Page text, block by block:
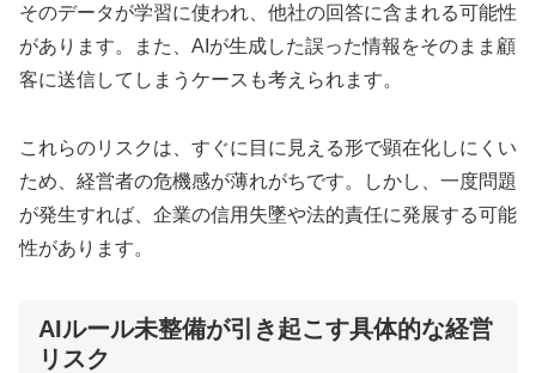
そのデータが学習に使われ、他社の回答に含まれる可能性
があります。また、AIが生成した誤った情報をそのまま顧
客に送信してしまうケースも考えられます。
これらのリスクは、すぐに目に見える形で顕在化しにくい
ため、経営者の危機感が薄れがちです。しかし、一度問題
が発生すれば、企業の信用失墜や法的責任に発展する可能
性があります。
AIルール未整備が引き起こす具体的な経営
リスク